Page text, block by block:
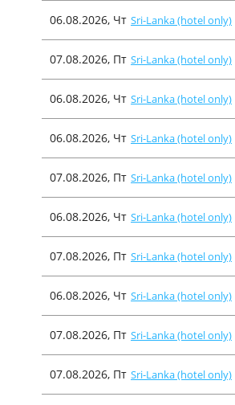
06.08.2026, Чт Sri-Lanka (hotel only)
07.08.2026, Пт Sri-Lanka (hotel only)
06.08.2026, Чт Sri-Lanka (hotel only)
06.08.2026, Чт Sri-Lanka (hotel only)
07.08.2026, Пт Sri-Lanka (hotel only)
06.08.2026, Чт Sri-Lanka (hotel only)
07.08.2026, Пт Sri-Lanka (hotel only)
06.08.2026, Чт Sri-Lanka (hotel only)
07.08.2026, Пт Sri-Lanka (hotel only)
07.08.2026, Пт Sri-Lanka (hotel only)